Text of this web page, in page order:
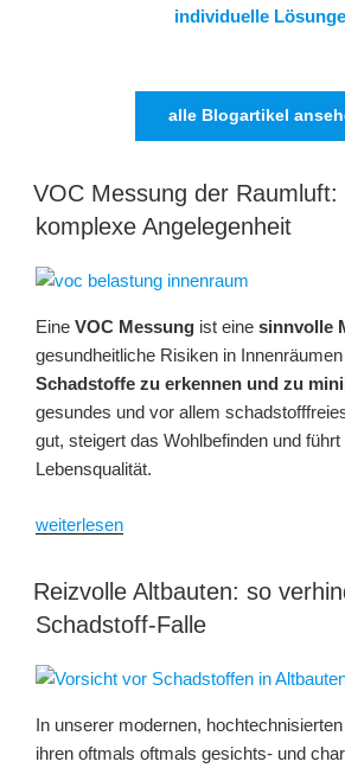
individuelle
alle Blogartikel
VOC Messung der Raumluft:
komplexe Angelegenheit
Eine VOC Messung ist eine sinnvolle
gesundheitliche Risiken in
Schadstoffe zu erkennen und zu
gesundes und vor allem
gut, steigert das Wohlbefinden und
Lebensqualität.
„VOC
der
eine
komplexe
weiterlesen
Reizvolle Altbauten: so
Schadstoff-Falle
In unserer modernen,
ihren oftmals oftmals gesichts- und